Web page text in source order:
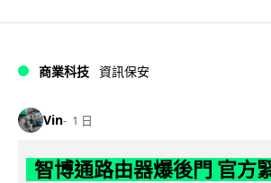
商業科技 資訊保安
Vin 1 日
智博通路由器爆後門 官方